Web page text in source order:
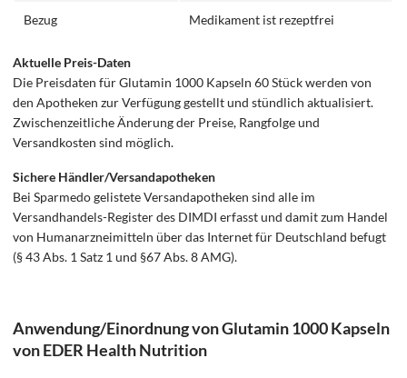
Bezug Medikament ist rezeptfrei
Aktuelle Preis-Daten
Die Preisdaten für Glutamin 1000 Kapseln 60 Stück werden von
den Apotheken zur Verfügung gestellt und stündlich aktualisiert.
Zwischenzeitliche Änderung der Preise, Rangfolge und
Versandkosten sind möglich.
Sichere Händler/Versandapotheken
Bei Sparmedo gelistete Versandapotheken sind alle im
Versandhandels-Register des DIMDI erfasst und damit zum Handel
von Humanarzneimitteln über das Internet für Deutschland befugt
(§ 43 Abs. 1 Satz 1 und §67 Abs. 8 AMG).
Anwendung/Einordnung von Glutamin 1000 Kapseln
von EDER Health Nutrition